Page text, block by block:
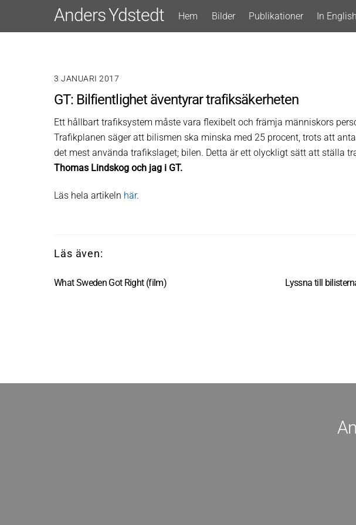
Anders Ydstedt Hem Bilder Publikationer In English
3 JANUARI 2017
GT: Bilfientlighet äventyrar trafiksäkerheten
Ett hållbart trafiksystem måste vara flexibelt och främja människors
Trafikplanen säger att bilismen ska minska med 25 procent, trots att
det mest använda trafikslaget; bilen. Detta är ett olyckligt sätt att ställa
Thomas Lindskog och jag i GT.
Läs hela artikeln här.
What Sweden Got Right (film) Lyssna till